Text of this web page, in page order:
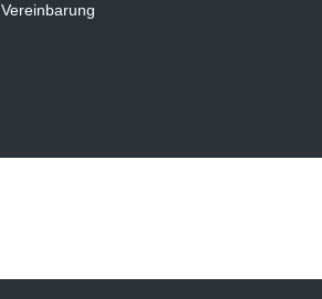
Vereinbarung